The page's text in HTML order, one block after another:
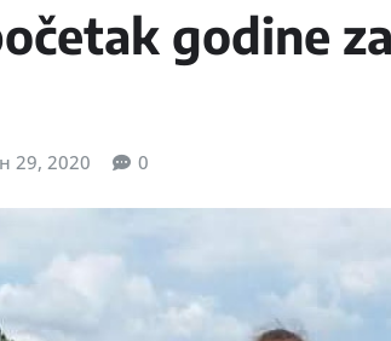
godine
29, 2020 0